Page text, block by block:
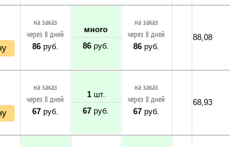
на заказ
через 8 дней
86 руб.
много
86 руб.
на заказ
через 8 дней
86 руб.
88,08
на заказ
через 8 дней
67 руб.
1шт.
67 руб.
на заказ
через 8 дней
67 руб.
68,93